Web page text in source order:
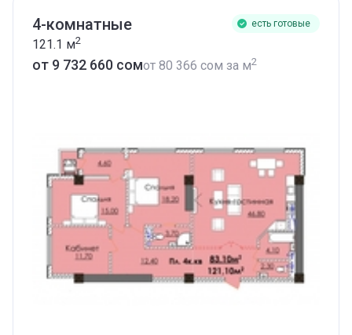
4-комнатные есть готовые
121.1 м2
от ‍9 732 660 сомот ‍80 366 сом за м2